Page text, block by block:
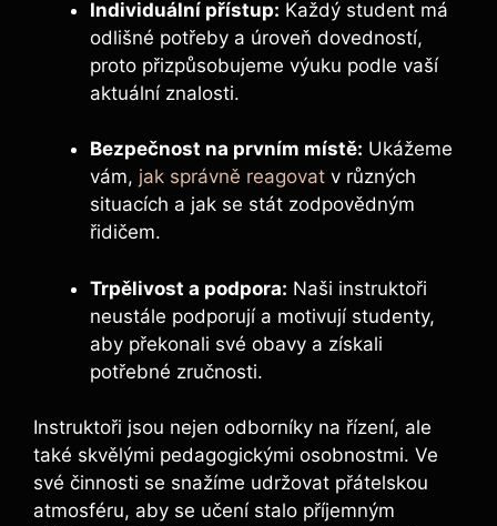
Individuální přístup: Každý student má
odlišné potřeby a úroveň dovedností,
proto přizpůsobujeme výuku podle vaší
aktuální znalosti.
Bezpečnost na prvním místě: Ukážeme
vám, jak správně reagovat v různých
situacích a jak se stát zodpovědným
řidičem.
Trpělivost a podpora: Naši instruktoři
neustále podporují a motivují studenty,
aby překonali své obavy a​ získali
potřebné zručnosti.
Instruktoři jsou nejen odborníky ‌na‍ řízení,‌ ale
také skvělými pedagogickými osobnostmi. Ve
své činnosti se snažíme udržovat přátelskou
atmosféru, aby se učení stalo příjemným